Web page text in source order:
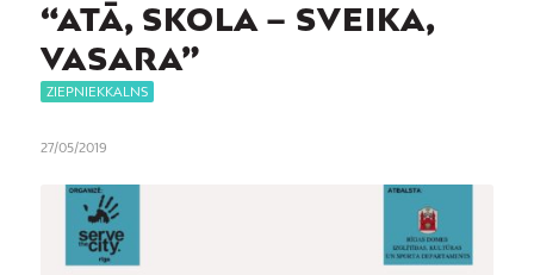
“ATĀ, SKOLA – SVEIKA,
VASARA”
ZIEPNIEKKALNS
27/05/2019